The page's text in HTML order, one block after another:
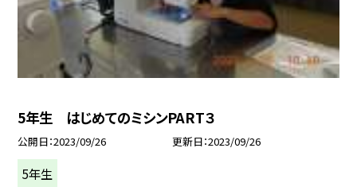
5年生 はじめてのミシンPART３
公開日 2023/09/26 更新日 2023/09/26
5年生